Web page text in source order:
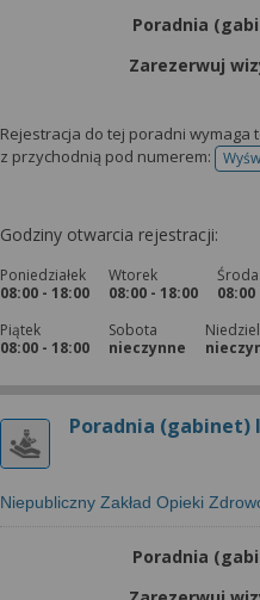
Poradnia
Zarezerwuj
Rejestracja do tej poradni
z przychodnią pod numerem:
Godziny otwarcia rejestracji:
Poniedziałek
08:00 - 18:00
Wtorek
08:00 - 18:00
Środa
08:00
Piątek
08:00 - 18:00
Sobota
nieczynne
Poradnia (gabinet)
Niepubliczny Zakład Opieki
Poradnia